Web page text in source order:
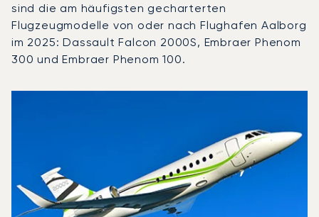
sind die am häufigsten gecharterten
Flugzeugmodelle von oder nach Flughafen Aalborg
im 2025: Dassault Falcon 2000S, Embraer Phenom
300 und Embraer Phenom 100.